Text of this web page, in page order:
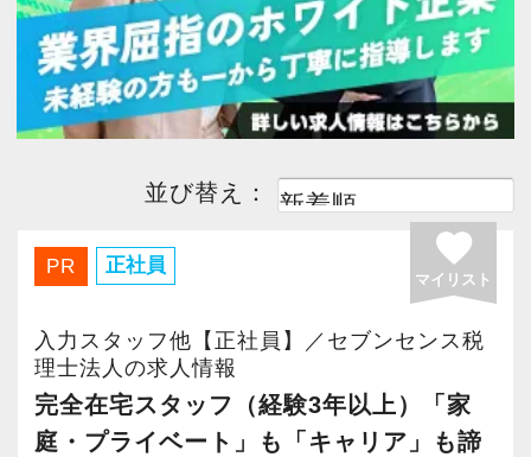
採用ご担当者様
並び替え：
PR 正社員 favorite
マイリスト
入力スタッフ他【正社員】／セブンセンス税
理士法人の求人情報
完全在宅スタッフ（経験3年以上）「家
庭・プライベート」も「キャリア」も諦